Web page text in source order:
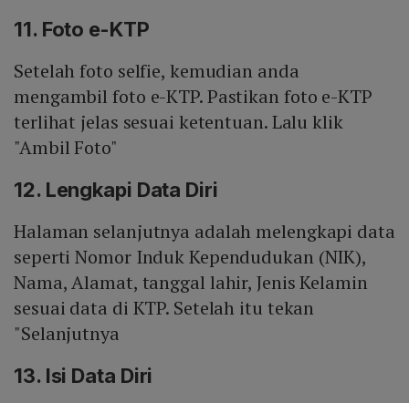
11. Foto e-KTP
Setelah foto selfie, kemudian anda
mengambil foto e-KTP. Pastikan foto e-KTP
terlihat jelas sesuai ketentuan. Lalu klik
"Ambil Foto"
12. Lengkapi Data Diri
Halaman selanjutnya adalah melengkapi data
seperti Nomor Induk Kependudukan (NIK),
Nama, Alamat, tanggal lahir, Jenis Kelamin
sesuai data di KTP. Setelah itu tekan
"Selanjutnya
13. Isi Data Diri